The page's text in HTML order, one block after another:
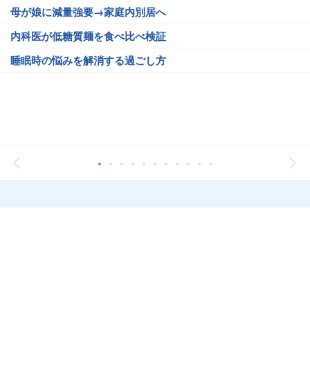
母が娘に減量強要→家庭内別居へ
内科医が低糖質麺を食べ比べ検証
睡眠時の悩みを解消する過ごし方